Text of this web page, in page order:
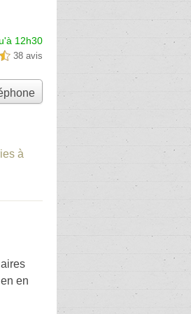
12h30
5 38 avis
à
en